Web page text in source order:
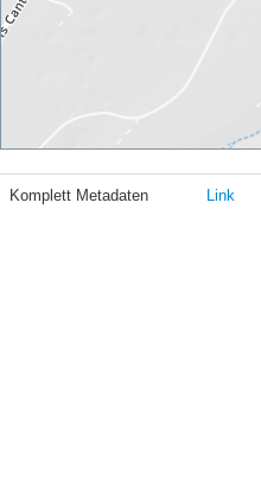
Komplett Metadaten Link